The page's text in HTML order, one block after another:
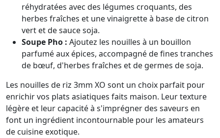
réhydratées avec des légumes croquants, des
herbes fraîches et une vinaigrette à base de citron
vert et de sauce soja.
Soupe Pho : Ajoutez les nouilles à un bouillon
parfumé aux épices, accompagné de fines tranches
de bœuf, d'herbes fraîches et de germes de soja.
Les nouilles de riz 3mm XO sont un choix parfait pour
enrichir vos plats asiatiques faits maison. Leur texture
légère et leur capacité à s'imprégner des saveurs en
font un ingrédient incontournable pour les amateurs
de cuisine exotique.